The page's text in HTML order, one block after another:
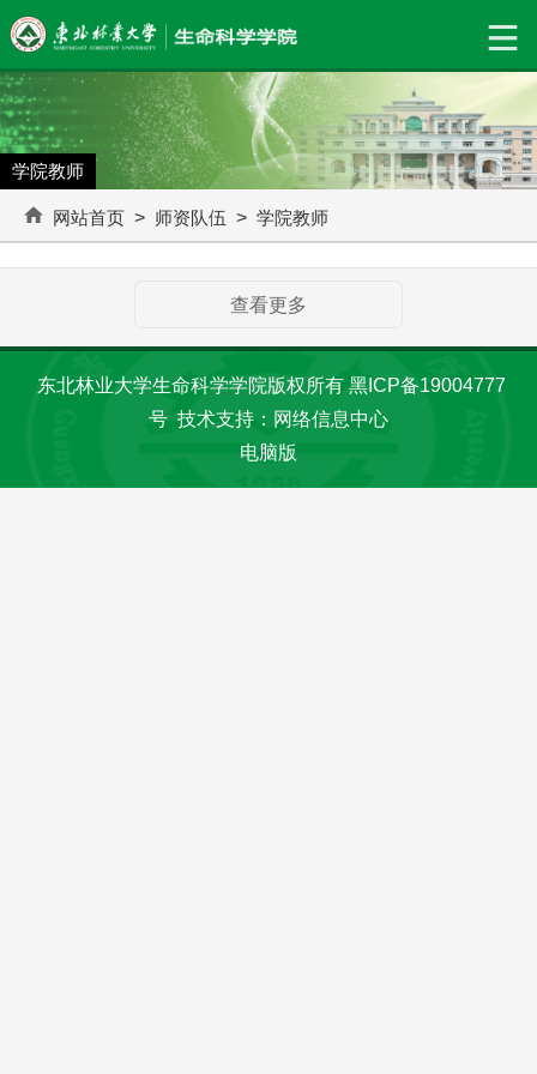
学院教师
网站首页 > 师资队伍 > 学院教师
查看更多
东北林业大学生命科学学院版权所有 黑ICP备19004777
号 技术支持：网络信息中心
电脑版